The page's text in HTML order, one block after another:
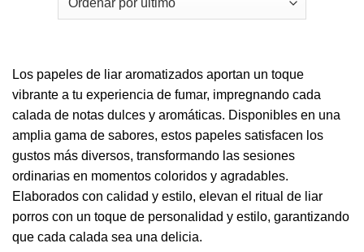
Los papeles de liar aromatizados aportan un toque
vibrante a tu experiencia de fumar, impregnando cada
calada de notas dulces y aromáticas. Disponibles en una
amplia gama de sabores, estos papeles satisfacen los
gustos más diversos, transformando las sesiones
ordinarias en momentos coloridos y agradables.
Elaborados con calidad y estilo, elevan el ritual de liar
porros con un toque de personalidad y estilo, garantizando
que cada calada sea una delicia.